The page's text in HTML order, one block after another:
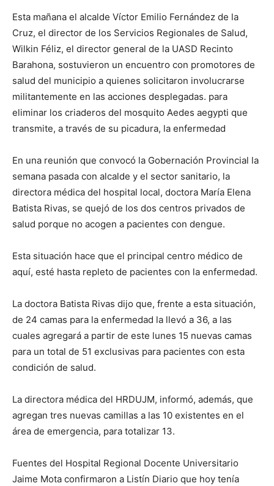
Esta mañana el alcalde Víctor Emilio Fernández de la
Cruz, el director de los Servicios Regionales de Salud,
Wilkin Féliz, el director general de la UASD Recinto
Barahona, sostuvieron un encuentro con promotores de
salud del municipio a quienes solicitaron involucrarse
militantemente en las acciones desplegadas. para
eliminar los criaderos del mosquito Aedes aegypti que
transmite, a través de su picadura, la enfermedad
En una reunión que convocó la Gobernación Provincial la
semana pasada con alcalde y el sector sanitario, la
directora médica del hospital local, doctora María Elena
Batista Rivas, se quejó de los dos centros privados de
salud porque no acogen a pacientes con dengue.
Esta situación hace que el principal centro médico de
aquí, esté hasta repleto de pacientes con la enfermedad.
La doctora Batista Rivas dijo que, frente a esta situación,
de 24 camas para la enfermedad la llevó a 36, ​​a las
cuales agregará a partir de este lunes 15 nuevas camas
para un total de 51 exclusivas para pacientes con esta
condición de salud.
La directora médica del HRDUJM, informó, además, que
agregan tres nuevas camillas a las 10 existentes en el
área de emergencia, para totalizar 13.
Fuentes del Hospital Regional Docente Universitario
Jaime Mota confirmaron a Listín Diario que hoy tenía